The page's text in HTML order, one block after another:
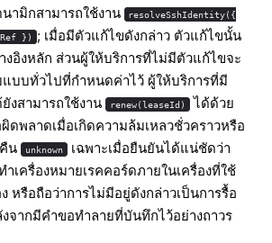
ามิกสามารถใช้งาน resolveSshIdentity({
}) ; เมื่อมีตัวแก้ไขดังกล่าว ตัวแก้ไขนั้น
งอิงหลัก ส่วนผู้ให้บริการที่ไม่มีตัวแก้ไขจะ
บบทั่วไปที่กำหนดค่าไว้ ผู้ให้บริการที่มี
งสามารถใช้งาน
renew(leaseId) ได้ด้วย
ดพลาดเมื่อเกิดความล้มเหลวชั่วคราวหรือ
น
unknown เฉพาะเมื่อยืนยันได้แน่ชัดว่า
เครื่องหมายเรคคอร์ดภายในเครื่องที่ใช้
หรือถือว่าการไม่มีอยู่ดังกล่าวเป็นการรื้อ
จากมีคำขอทำลายที่บันทึกไว้อย่างถาวร